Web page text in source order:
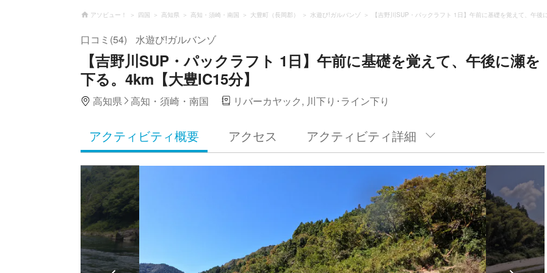
アソビュー！ 四国 高知県 高知・須崎・南国 大豊町（長岡郡） 水遊び!ガルバンゾ 【吉野川SUP・パックラフト 1日】午前に基礎を覚えて、午後
口コミ(54) 水遊び!ガルバンゾ
【吉野川SUP・パックラフト 1日】午前に基礎を覚えて、午後に瀬を
下る。4km【大豊IC15分】
高知県 高知・須崎・南国 リバーカヤック, 川下り･ライン下り
アクティビティ概要 アクセス アクティビティ詳細